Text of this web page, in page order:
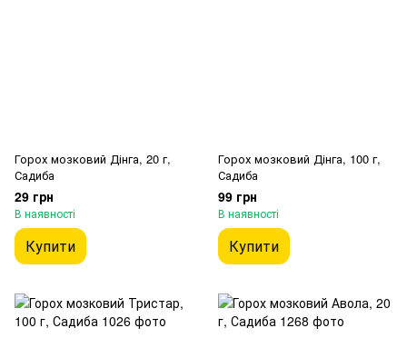
Горох мозковий Дінга, 20 г,
Садиба
29 грн
В наявності
Купити
Горох мозковий Дінга, 100 г,
Садиба
99 грн
В наявності
Купити